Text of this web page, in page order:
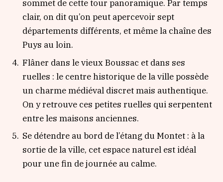
sommet de cette tour panoramique. Par temps
clair, on dit qu’on peut apercevoir sept
départements différents, et même la chaîne des
Puys au loin.
Flâner dans le vieux Boussac et dans ses
ruelles : le centre historique de la ville possède
un charme médiéval discret mais authentique.
On y retrouve ces petites ruelles qui serpentent
entre les maisons anciennes.
Se détendre au bord de l’étang du Montet : à la
sortie de la ville, cet espace naturel est idéal
pour une fin de journée au calme.